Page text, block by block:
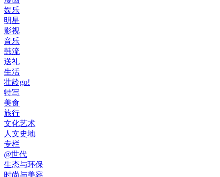
娱乐
明星
影视
音乐
韩流
送礼
生活
壮龄go!
特写
美食
旅行
文化艺术
人文史地
专栏
@世代
生态与环保
时尚与美容